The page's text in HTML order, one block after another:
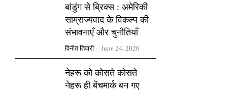
बांडुंग से ब्रिक्स : अमेरिकी
साम्राज्यवाद के विकल्प की
संभावनाएँ और चुनौतियाँ
विनीत तिवारी - June 24, 2026
नेहरू को कोसते कोसते
नेहरू ही बेंचमार्क बन गए